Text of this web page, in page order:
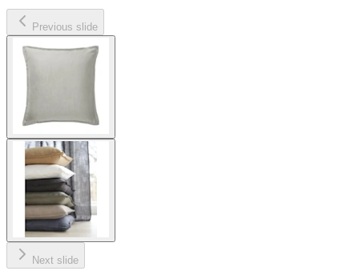
Previous slide
Next slide